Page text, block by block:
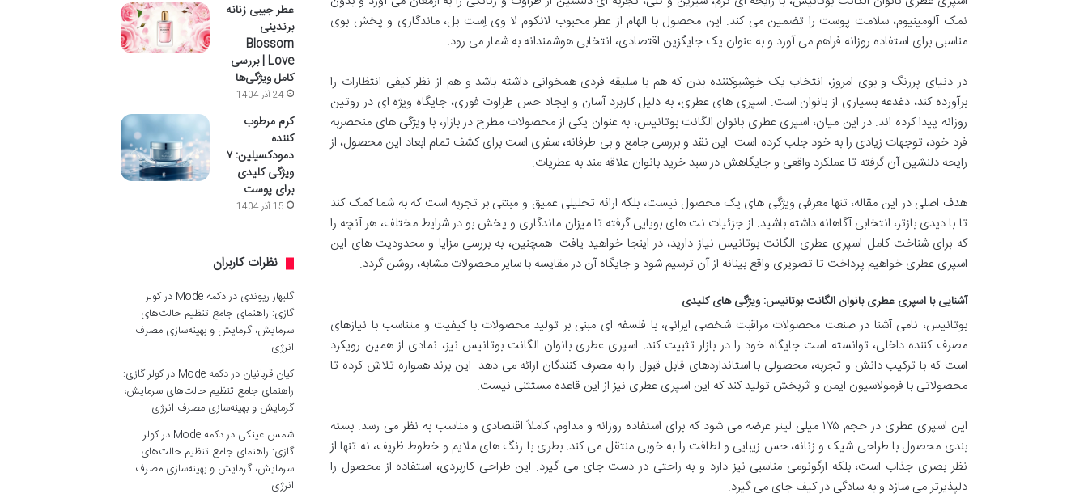
نمک آلومینیوم، سلامت پوست را تضمین می کند. این محصول با الهام از عطر محبوب لانکوم لا وی اِست بل، ماندگاری و پخش بوی
مناسبی برای استفاده روزانه فراهم می آورد و به عنوان یک جایگزین اقتصادی، انتخابی هوشمندانه به شمار می رود.
در دنیای پررنگ و بوی امروز، انتخاب یک خوشبوکننده بدن که هم با سلیقه فردی همخوانی داشته باشد و هم از نظر کیفی انتظارات را
برآورده کند، دغدعه بسیاری از بانوان است. اسپری های عطری، به دلیل کاربرد آسان و ایجاد حس طراوت فوری، جایگاه ویژه ای در روتین
روزانه پیدا کرده اند. در این میان، اسپری عطری بانوان الگانت بوتانیس، به عنوان یکی از محصولات مطرح در بازار، با ویژگی های منحصربه
فرد خود، توجهات زیادی را به خود جلب کرده است. این نقد و بررسی جامع و بی طرفانه، سفری است برای کشف تمام ابعاد این محصول، از
رایحه دلنشین آن گرفته تا عملکرد واقعی و جایگاهش در سبد خرید بانوان علاقه مند به عطریات.
هدف اصلی در این مقاله، تنها معرفی ویژگی های یک محصول نیست، بلکه ارائه تحلیلی عمیق و مبتنی بر تجربه است که به شما کمک کند
تا با دیدی بازتر، انتخابی آگاهانه داشته باشید. از جزئیات نت های بویایی گرفته تا میزان ماندگاری و پخش بو در شرایط مختلف، هر آنچه را
که برای شناخت کامل اسپری عطری الگانت بوتانیس نیاز دارید، در اینجا خواهید یافت. همچنین، به بررسی مزایا و محدودیت های این
اسپری عطری خواهیم پرداخت تا تصویری واقع بینانه از آن ترسیم شود و جایگاه آن در مقایسه با سایر محصولات مشابه، روشن گردد.
آشنایی با اسپری عطری بانوان الگانت بوتانیس: ویژگی های کلیدی
بوتانیس، نامی آشنا در صنعت محصولات مراقبت شخصی ایرانی، با فلسفه ای مبنی بر تولید محصولات با کیفیت و متناسب با نیازهای
مصرف کننده داخلی، توانسته است جایگاه خود را در بازار تثبیت کند. اسپری عطری بانوان الگانت بوتانیس نیز، نمادی از همین رویکرد
است که با ترکیب دانش و تجربه، محصولی با استانداردهای قابل قبول را به مصرف کنندگان ارائه می دهد. این برند همواره تلاش کرده تا
محصولاتی با فرمولاسیون ایمن و اثربخش تولید کند که این اسپری عطری نیز از این قاعده مستثنی نیست.
این اسپری عطری در حجم ۱۷۵ میلی لیتر عرضه می شود که برای استفاده روزانه و مداوم، کاملاً اقتصادی و مناسب به نظر می رسد. بسته
بندی محصول با طراحی شیک و زنانه، حس زیبایی و لطافت را به خوبی منتقل می کند. بطری با رنگ های ملایم و خطوط ظریف، نه تنها از
نظر بصری جذاب است، بلکه ارگونومی مناسبی نیز دارد و به راحتی در دست جای می گیرد. این طراحی کاربردی، استفاده از محصول را
دلپذیرتر می سازد و به سادگی در کیف جای می گیرد.
عطر جیبی زنانه
برندینی
Blossom
Love | بررسی
کامل ویژگی‌ها
24 آذر 1404
کرم مرطوب
کننده
دمودکسیلین: ۷
ویژگی کلیدی
برای پوست
15 آذر 1404
نظرات کاربران
گلبهار ریوندی در
دکمه Mode در کولر
گازی: راهنمای جامع تنظیم حالت‌های
سرمایش، گرمایش و بهینه‌سازی مصرف
انرژی
کیان قربانیان در
دکمه Mode در کولر گازی:
راهنمای جامع تنظیم حالت‌های سرمایش،
گرمایش و بهینه‌سازی مصرف انرژی
شمس عینکی در
دکمه Mode در کولر
گازی: راهنمای جامع تنظیم حالت‌های
سرمایش، گرمایش و بهینه‌سازی مصرف
انرژی